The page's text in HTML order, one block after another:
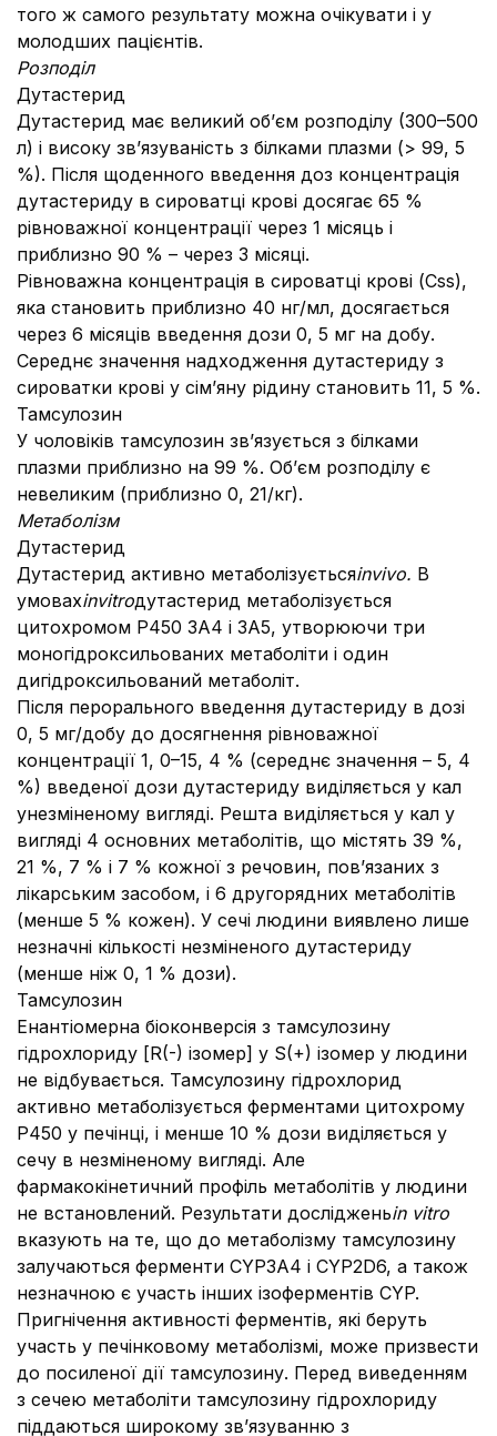
того ж самого результату можна очікувати і у
молодших пацієнтів.
Розподіл
Дутастерид
Дутастерид має великий об’єм розподілу (300–500
л) і високу зв’язуваність з білками плазми (> 99, 5
%). Після щоденного введення доз концентрація
дутастериду в сироватці крові досягає 65 %
рівноважної концентрації через 1 місяць і
приблизно 90 % – через 3 місяці.
Рівноважна концентрація в сироватці крові (Css),
яка становить приблизно 40 нг/мл, досягається
через 6 місяців введення дози 0, 5 мг на добу.
Середнє значення надходження дутастериду з
сироватки крові у сім’яну рідину становить 11, 5 %.
Тамсулозин
У чоловіків тамсулозин зв’язується з білками
плазми приблизно на 99 %. Об’єм розподілу є
невеликим (приблизно 0, 21/кг).
Метаболізм
Дутастерид
Дутастерид активно метаболізуєтьсяinvivo. В
умовахinvitroдутастерид метаболізується
цитохромом P450 3A4 і 3A5, утворюючи три
моногідроксильованих метаболіти і один
дигідрокcильований метаболіт.
Після перорального введення дутастериду в дозі
0, 5 мг/добу до досягнення рівноважної
концентрації 1, 0–15, 4 % (середнє значення – 5, 4
%) введеної дози дутастериду виділяється у кал
унезміненому вигляді. Решта виділяється у кал у
вигляді 4 основних метаболітів, що містять 39 %,
21 %, 7 % і 7 % кожної з речовин, пов’язаних з
лікарським засобом, і 6 другорядних метаболітів
(менше 5 % кожен). У сечі людини виявлено лише
незначні кількості незміненого дутастериду
(менше ніж 0, 1 % дози).
Тамсулозин
Енантіомерна біоконверсія з тамсулозину
гідрохлориду [R(-) ізомер] у S(+) ізомер у людини
не відбувається. Тамсулозину гідрохлорид
активно метаболізується ферментами цитохрому
P450 у печінці, і менше 10 % дози виділяється у
сечу в незміненому вигляді. Але
фармакокінетичний профіль метаболітів у людини
не встановлений. Результати дослідженьin vitro
вказують на те, що до метаболізму тамсулозину
залучаються ферменти CYP3A4 і CYP2D6, а також
незначною є участь інших ізоферментів CYP.
Пригнічення активності ферментів, які беруть
участь у печінковому метаболізмі, може призвести
до посиленої дії тамсулозину. Перед виведенням
з сечею метаболіти тамсулозину гідрохлориду
піддаються широкому зв’язуванню з